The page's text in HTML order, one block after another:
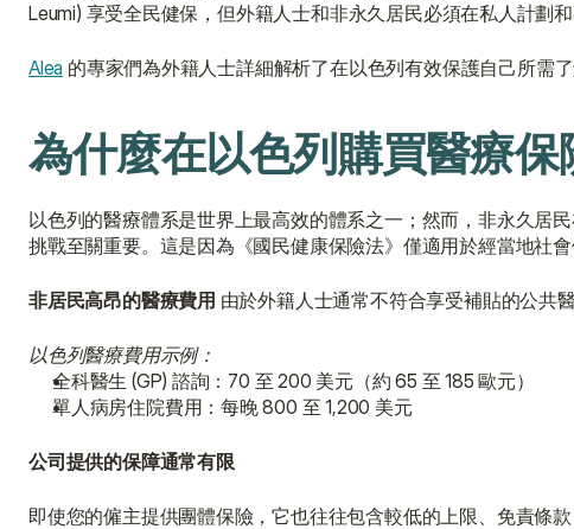
Leumi) 享受全民健保，但外籍人士和非永久居民必須在私人計劃
Alea 的專家們為外籍人士詳細解析了在以色列有效保護自己所需了
為什麼在以色列購買醫療
以色列的醫療體系是世界上最高效的體系之一；然而，非永久居
挑戰至關重要。這是因為《國民健康保險法》僅適用於經當地社會
非居民高昂的醫療費用 由於外籍人士通常不符合享受補貼的公共
以色列醫療費用示例：
全科醫生 (GP) 諮詢：70 至 200 美元（約 65 至 185 歐元）
單人病房住院費用：每晚 800 至 1,200 美元
公司提供的保障通常有限
即使您的僱主提供團體保險，它也往往包含較低的上限、免責條